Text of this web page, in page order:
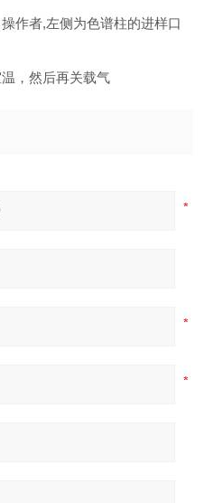
作者,左侧为色谱柱的进样口
，然后再关载气